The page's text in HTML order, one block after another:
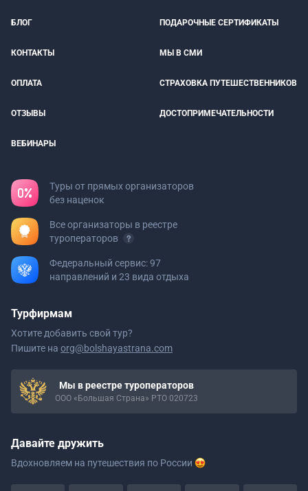
БЛОГ ПОДАРОЧНЫЕ СЕРТИФИКАТЫ
КОНТАКТЫ МЫ В СМИ
ОПЛАТА СТРАХОВКА ПУТЕШЕСТВЕННИКОВ
ОТЗЫВЫ ДОСТОПРИМЕЧАТЕЛЬНОСТИ
ВЕБИНАРЫ
Туры от прямых организаторов
без наценок
Все организаторы в реестре
туроператоров
Федеральный сервис: 97
направлений и 23 вида отдыха
Турфирмам
Хотите добавить свой тур?
Пишите на org@bolshayastrana.com
Мы в реестре туроператоров
ООО «Большая Страна» РТО 020723
Давайте дружить
Вдохновляем на путешествия по России